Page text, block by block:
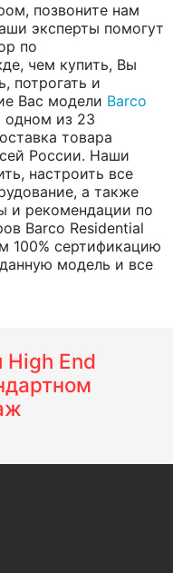
позвоните нам
эксперты помогут
по
чем купить, Вы
потрогать и
Вас модели Barco
одном из 23
товара
России. Наши
настроить все
а также
и рекомендации по
Barco Residential
100% сертификацию
модель и все
High End